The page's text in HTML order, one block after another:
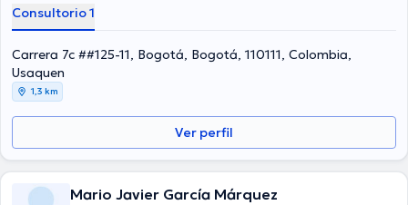
Consultorio 1
Carrera 7c ##125-11, Bogotá, Bogotá, 110111, Colombia,
Usaquen
1,3 km
Ver perfil
Mario Javier García Márquez